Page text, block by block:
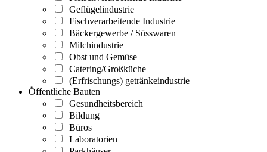
Geflügelindustrie
Fischverarbeitende Industrie
Bäckergewerbe / Süsswaren
Milchindustrie
Obst und Gemüse
Catering/Großküche
(Erfrischungs) getränkeindustrie
Öffentliche Bauten
Gesundheitsbereich
Bildung
Büros
Laboratorien